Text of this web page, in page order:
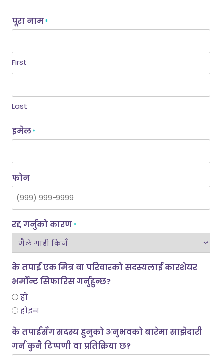
पूरा नाम*
First
Last
इमेल*
फोन
रद्द गर्नुको कारण*
के तपाईं एक मित्र वा परिवारको सदस्यलाई कारशेयर
भर्मोन्ट सिफारिस गर्नुहुन्छ?
हो
होइन
के तपाईंसँग सदस्य हुनुको अनुभवको बारेमा साझेदारी
गर्न कुनै टिप्पणी वा प्रतिक्रिया छ?